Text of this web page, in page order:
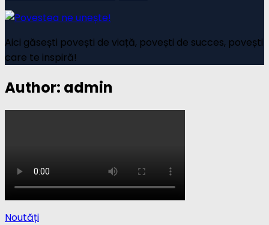
după:
Aici găsești povești de viață, povești de succes, povești
care te inspiră!
Author: admin
Noutăți